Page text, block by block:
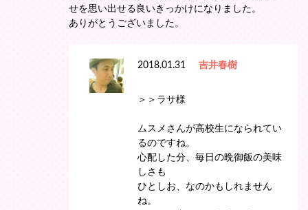
せを思い出せる良いきっかけになりました。
ありがとうございました。
2018.01.31 吉井春樹
＞＞ラサ様
ムスメさんが高校生になられてい
るのですね。
心配した分、毎日の晩御飯の美味
しさも
ひとしお、なのかもしれません
ね。